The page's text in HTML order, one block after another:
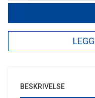
BESKRIVELSE